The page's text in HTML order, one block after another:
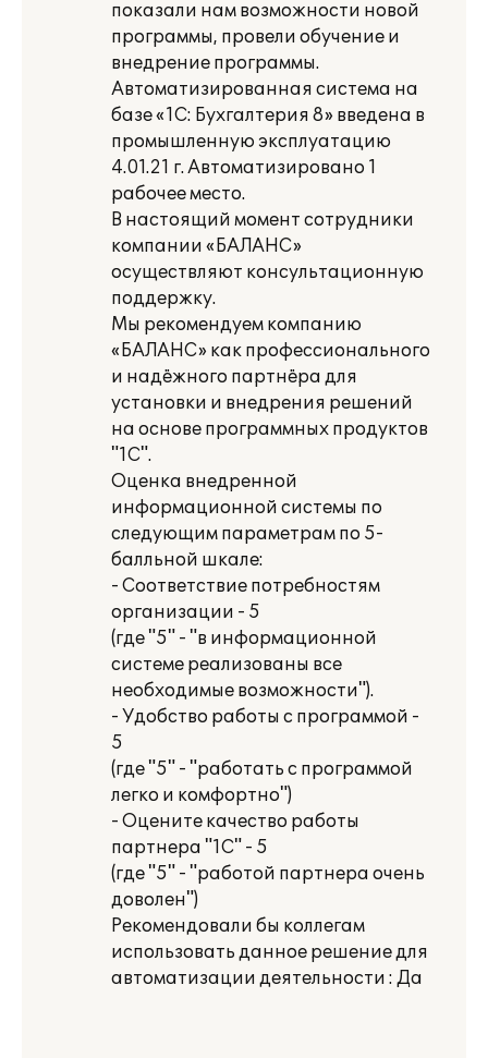
показали нам возможности новой
программы, провели обучение и
внедрение программы.
Автоматизированная система на
базе «1С: Бухгалтерия 8» введена в
промышленную эксплуатацию
4.01.21 г. Автоматизировано 1
рабочее место.
В настоящий момент сотрудники
компании «БАЛАНС»
осуществляют консультационную
поддержку.
Мы рекомендуем компанию
«БАЛАНС» как профессионального
и надёжного партнёра для
установки и внедрения решений
на основе программных продуктов
"1С".
Оценка внедренной
информационной системы по
следующим параметрам по 5-
балльной шкале:
- Соответствие потребностям
организации - 5
(где "5" - "в информационной
системе реализованы все
необходимые возможности").
- Удобство работы с программой -
5
(где "5" - "работать с программой
легко и комфортно")
- Оцените качество работы
партнера "1С" - 5
(где "5" - "работой партнера очень
доволен")
Рекомендовали бы коллегам
использовать данное решение для
автоматизации деятельности : Да